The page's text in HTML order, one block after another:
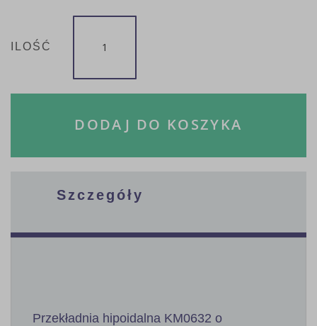
ILOŚĆ
DODAJ DO KOSZYKA
Szczegóły
Przekładnia hipoidalna KM0632 o